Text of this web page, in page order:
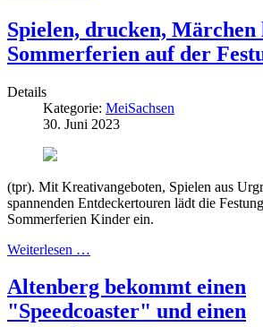
Spielen, drucken, Märchen
Sommerferien auf der
Details
Kategorie: MeiSachsen
30. Juni 2023
(tpr). Mit Kreativangeboten, Spielen aus
spannenden Entdeckertouren lädt die
Sommerferien Kinder ein.
Weiterlesen …
Altenberg bekommt einen
"Speedcoaster" und einen